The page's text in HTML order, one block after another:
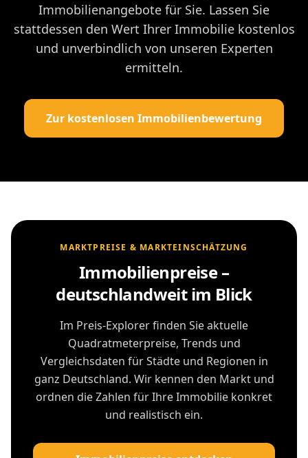
Immobilienangebote für Sie. Lassen Sie
stattdessen den Wert Ihrer Immobilie kostenlos
und unverbindlich von unseren Experten
ermitteln.
Zur kostenlosen Immobilienbewertung
MARKTPREISE & MARKTEINSCHÄTZUNG
Immobilienpreise –
deutschlandweit im Blick
Im Preis-Explorer finden Sie aktuelle
Quadratmeterpreise, Trends und
Vergleichsdaten für Städte und Regionen in
ganz Deutschland. Wir kennen den Markt und
ordnen die Zahlen für Ihre Immobilie konkret
und realistisch ein.